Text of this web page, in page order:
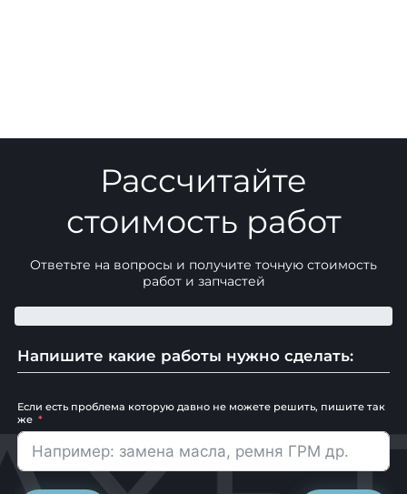
Рассчитайте
стоимость работ
Ответьте на вопросы и получите точную стоимость
работ и запчастей
Напишите какие работы нужно сделать:
Если есть проблема которую давно не можете решить, пишите так
же